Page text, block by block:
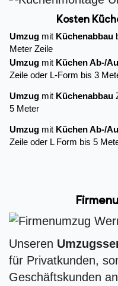
Kosten
Umzug mit Küchenabbau
Meter Zeile
Umzug mit Küchen Ab-/
Zeile oder L-Form bis 3
Umzug mit Küchenabbau
5 Meter
Umzug mit Küchen Ab-/
Zeile oder L Form bis 5
Unseren
für Privatkunden,
Geschäftskunden